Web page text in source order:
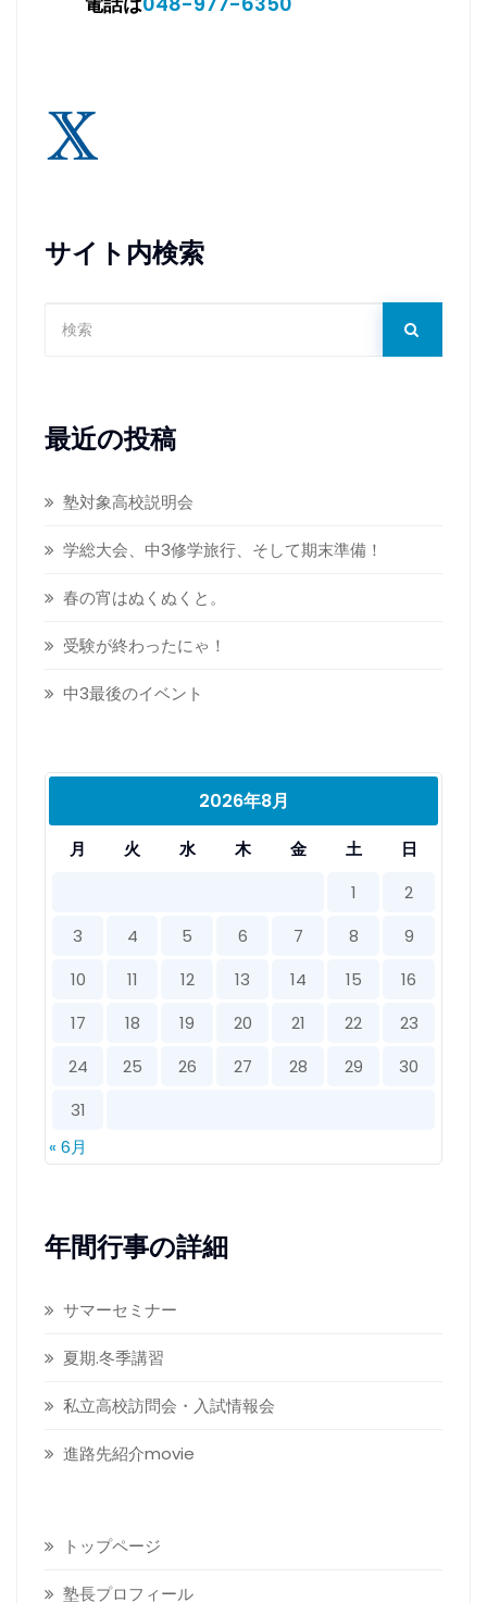
サイト内検索
最近の投稿
塾対象高校説明会
学総大会、中3修学旅行、そして期末準備！
春の宵はぬくぬくと。
受験が終わったにゃ！
中3最後のイベント
2026年8月
月 火 水 木 金 土
日
1
2
3
4 5 6 7 8
9
10
11 12 13 14 15
16
17
18 19 20 21 22
23
24
25 26 27 28 29
30
31
« 6月
年間行事の詳細
サマーセミナー
夏期.冬季講習
私立高校訪問会・入試情報会
進路先紹介movie
トップページ
塾長プロフィール